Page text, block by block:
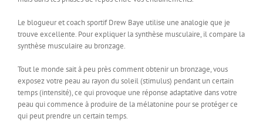
Le blogueur et coach sportif Drew Baye utilise une analogie que je
trouve excellente. Pour expliquer la synthèse musculaire, il compare la
synthèse musculaire au bronzage.
Tout le monde sait à peu près comment obtenir un bronzage, vous
exposez votre peau au rayon du soleil (stimulus) pendant un certain
temps (intensité), ce qui provoque une réponse adaptative dans votre
peau qui commence à produire de la mélatonine pour se protéger ce
qui peut prendre un certain temps.